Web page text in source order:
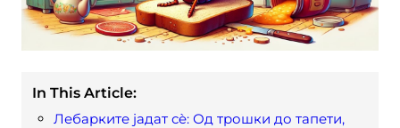
In This Article:
Лебарките јадат сè: Од трошки до тапети,